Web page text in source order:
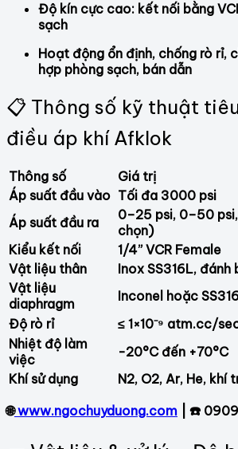
Độ kín cực cao: kết nối bằng
sạch
Hoạt động ổn định, chống rò rỉ,
hợp phòng sạch, bán dẫn
📋 Thông số kỹ thuật
điều áp khí Afklok
Thông số
Giá trị
Áp suất đầu vào Tối đa 3000 psi
Áp suất đầu ra
0–25 psi, 0–50
chọn)
Kiểu kết nối
1/4” VCR Female
Vật liệu thân
Inox SS316L,
Vật liệu
diaphragm
Inconel hoặc
Độ rò rỉ
≤ 1×10⁻⁹ atm.cc/
Nhiệt độ làm
việc
-20°C đến +70°C
Khí sử dụng
N2, O2, Ar, He, khí
🌐www.ngochuyduong.com | ☎️